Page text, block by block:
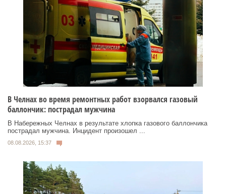
В Челнах во время ремонтных работ взорвался газовый
баллончик: пострадал мужчина
В Набережных Челнах в результате хлопка газового баллончика
пострадал мужчина. Инцидент произошел ...
08.08.2026, 15:37